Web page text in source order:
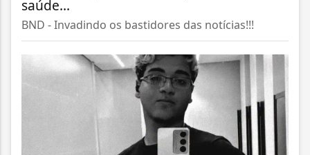
saúde...
BND - Invadindo os bastidores das notícias!!!